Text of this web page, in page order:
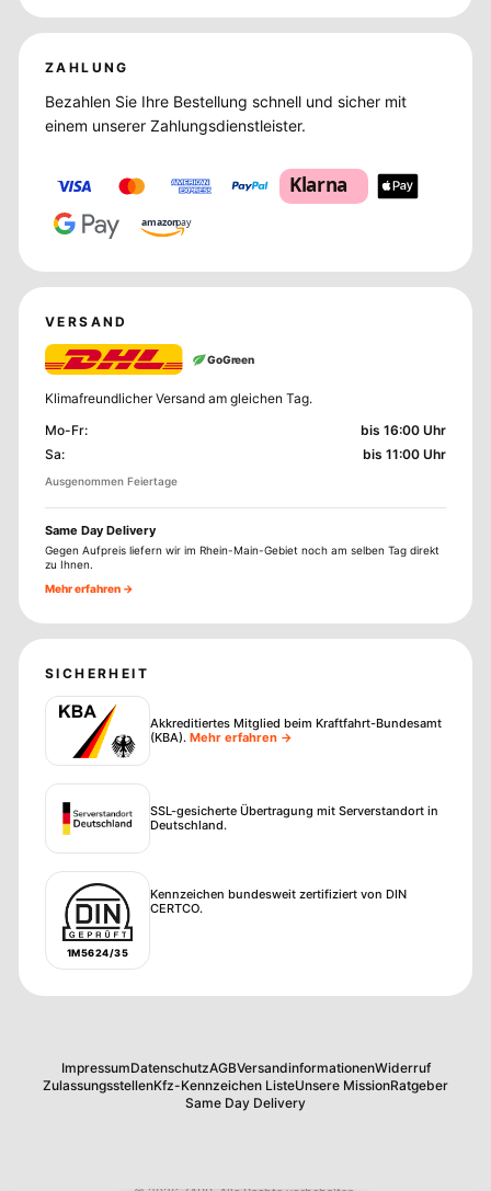
ZAHLUNG
Bezahlen Sie Ihre Bestellung schnell und sicher mit
einem unserer Zahlungsdienstleister.
Klarna
amazonpay
VERSAND
GoGreen
Klimafreundlicher Versand am gleichen Tag.
Mo-Fr:
bis 16:00 Uhr
Sa: bis 11:00 Uhr
Ausgenommen Feiertage
Same Day Delivery
Gegen Aufpreis liefern wir im Rhein-Main-Gebiet noch am selben Tag direkt
zu Ihnen.
Mehr erfahren →
SICHERHEIT
Akkreditiertes Mitglied beim Kraftfahrt-Bundesamt
(KBA). Mehr erfahren →
SSL-gesicherte Übertragung mit Serverstandort in
Deutschland.
1M5624/35
Kennzeichen bundesweit zertifiziert von DIN
CERTCO.
ImpressumDatenschutzAGBVersandinformationenWiderruf
ZulassungsstellenKfz-Kennzeichen ListeUnsere MissionRatgeber
Same Day Delivery